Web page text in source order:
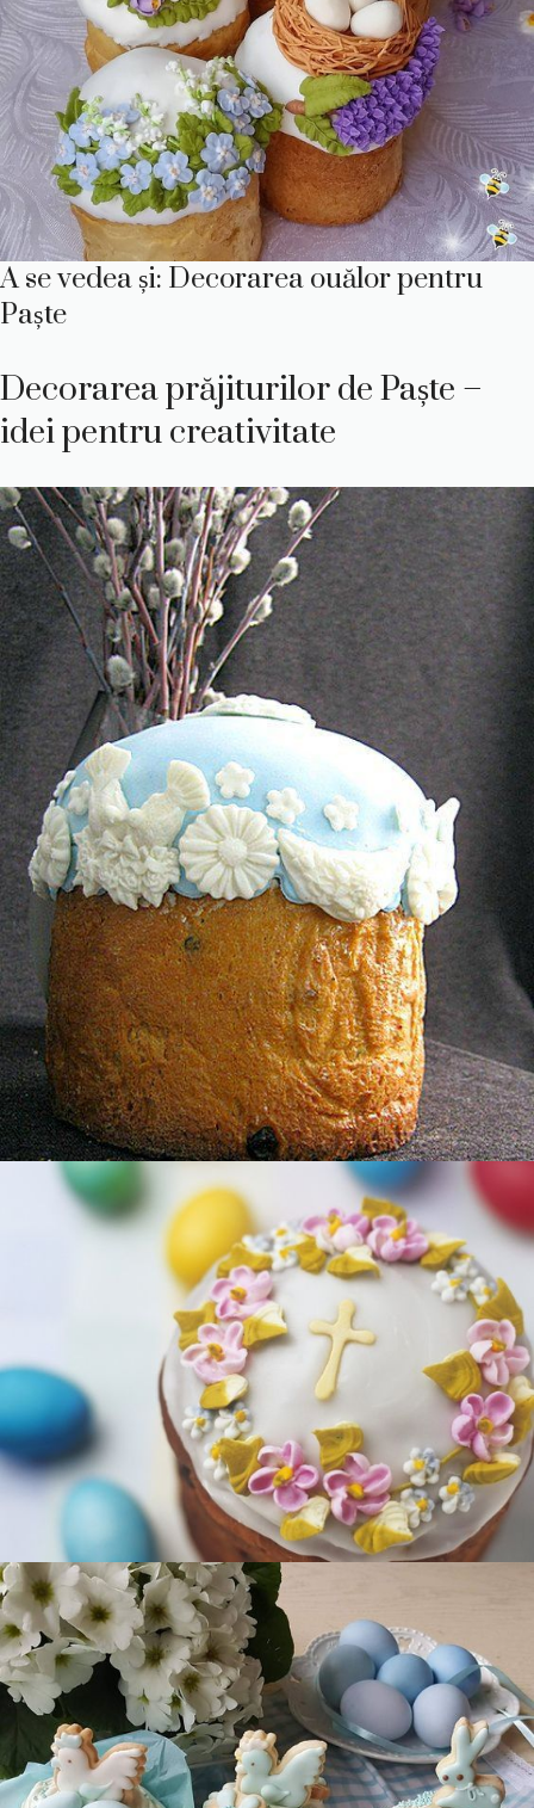
A se vedea și: Decorarea ouălor pentru
Paște
Decorarea prăjiturilor de Paște –
idei pentru creativitate